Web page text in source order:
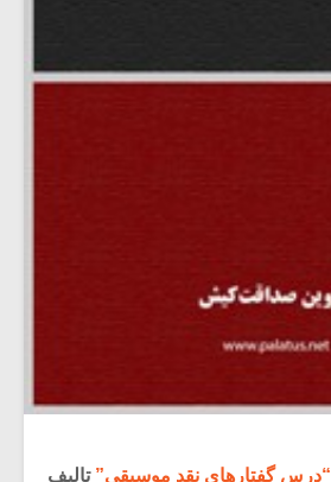
“درس گفتارهای نقد موسیقی”تالیف